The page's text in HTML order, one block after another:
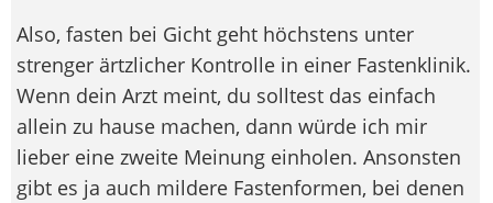
Also, fasten bei Gicht geht höchstens unter
strenger ärtzlicher Kontrolle in einer Fastenklinik.
Wenn dein Arzt meint, du solltest das einfach
allein zu hause machen, dann würde ich mir
lieber eine zweite Meinung einholen. Ansonsten
gibt es ja auch mildere Fastenformen, bei denen